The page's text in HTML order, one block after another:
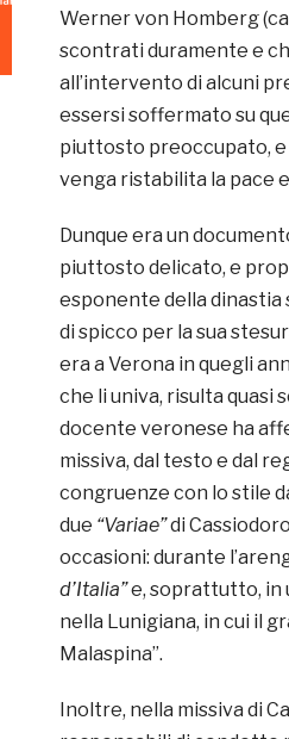
Werner von Homberg
scontrati duramente e
all’intervento di alcuni
essersi soffermato su
piuttosto preoccupato,
venga ristabilita la pace
Dunque era un
piuttosto delicato, e
esponente della dinastia
di spicco per la sua
era a Verona in quegli
che li univa, risulta quasi
docente veronese ha
missiva, dal testo e dal
congruenze con lo stile
due “Variae”di
occasioni: durante
d’Italia”e, soprattutto, in
nella Lunigiana, in cui il
Malaspina”.
Inoltre, nella missiva di